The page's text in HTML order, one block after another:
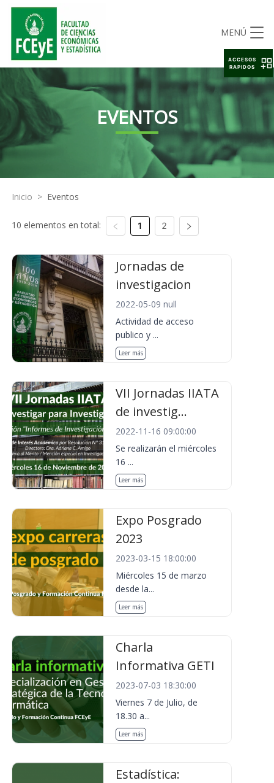
MENÚ
EVENTOS
Inicio > Eventos
10 elementos en total: 1 2
Jornadas de
investigacion
2022-05-09 null
Actividad de acceso
publico y ...
Leer más
VII Jornadas IIATA
de investig...
2022-11-16 09:00:00
Se realizarán el miércoles
16 ...
Leer más
Expo Posgrado
2023
2023-03-15 18:00:00
Miércoles 15 de marzo
desde la...
Leer más
Charla
Informativa GETI
2023-07-03 18:30:00
Viernes 7 de Julio, de
18.30 a...
Leer más
Estadística:
ACCESOS
RAPIDOS